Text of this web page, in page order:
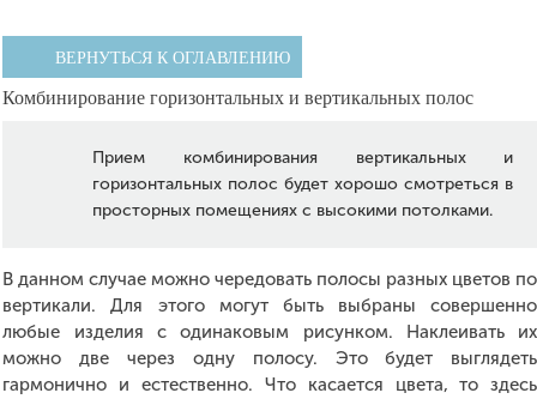
ВЕРНУТЬСЯ К ОГЛАВЛЕНИЮ
Комбинирование горизонтальных и вертикальных полос
Прием комбинирования вертикальных и
горизонтальных полос будет хорошо смотреться в
просторных помещениях с высокими потолками.
В данном случае можно чередовать полосы разных цветов по
вертикали. Для этого могут быть выбраны совершенно
любые изделия с одинаковым рисунком. Наклеивать их
можно две через одну полосу. Это будет выглядеть
гармонично и естественно. Что касается цвета, то здесь